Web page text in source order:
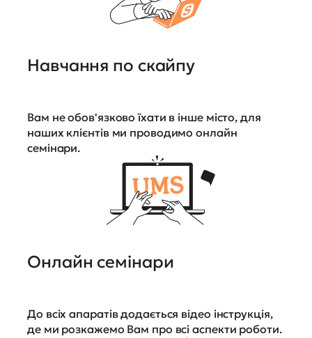
Навчання по скайпу
Вам не обов'язково їхати в інше місто, для
наших клієнтів ми проводимо онлайн
семінари.
Онлайн семінари
До всіх апаратів додається відео інструкція,
де ми розкажемо Вам про всі аспекти роботи.